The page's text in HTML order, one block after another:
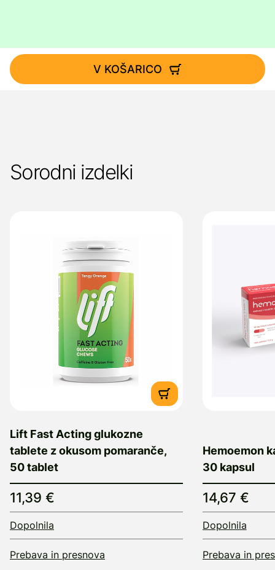
V KOŠARICO
Sorodni izdelki
Lift Fast Acting glukozne
tablete z okusom pomaranče,
50 tablet
11,39 €
Dopolnila
Prebava in presnova
Hemoemon
30 kapsul
14,67 €
Dopolnila
Prebava in